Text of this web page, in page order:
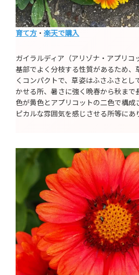
育て方 ・楽天で購入
ガイラルディア（アリゾナ・アプリコ
基部でよく分枝する性質があるため
くコンパクトで、草姿はふさふさとし
かせる所、暑さに強く晩春から秋まで
色が黄色とアプリコットの二色で構成
ピカルな雰囲気を感じさせる所等にあ